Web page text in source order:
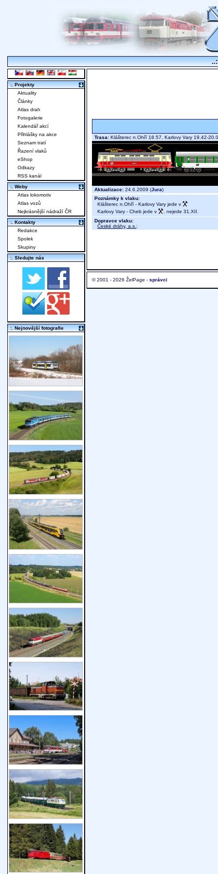
Trasa: Klášterec n.Ohří 18.57, Karlovy Vary 19.42-
Aktualizace: 24.6.2009 (Jura)
Poznámky k vlaku:
Klášterec n.Ohří - Karlovy Vary jede v
Karlovy Vary - Cheb jede v
, nejede 31.XII.
Dopravce vlaku:
České dráhy, a.s. ;
© 2001 - 2026 ŽelPage - správci
:. Projekty
Aktuality
Články
Atlas drah
Fotogalerie
Kalendář akcí
Přihlášky na akce
Seznam tratí
Řazení vlaků
eShop
Odkazy
RSS kanál
:. Weby
Atlas lokomotiv
Atlas vozů
Nejkrásnější nádraží ČR
:. Kontakty
Redakce
Spolek
Skupiny
:. Sledujte nás
:. Nejnovější fotografie